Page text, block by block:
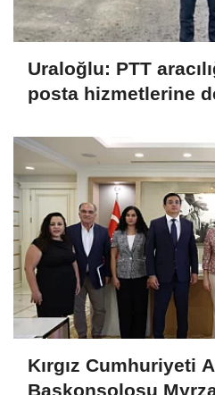
Uraloğlu: PTT
posta hizmetlerine
Kırgız Cumhuriyeti
Başkonsolosu